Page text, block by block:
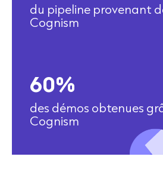
du pipeline provenant
Cognism
60%
des démos obtenues
Cognism